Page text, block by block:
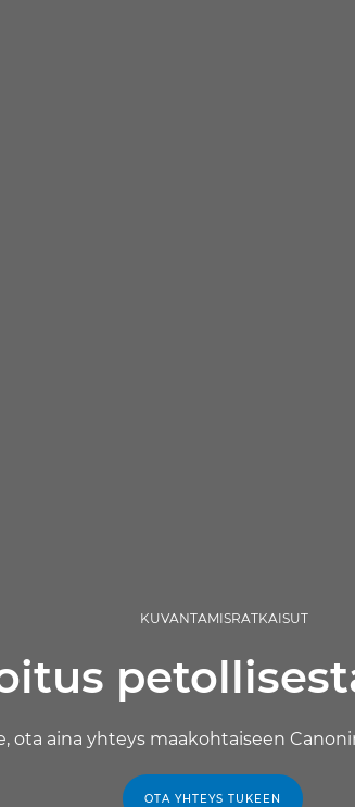
KUVANTAMISRATKAISUT
aina yhteys maakohtaiseen
OTA YHTEYS TUKEEN